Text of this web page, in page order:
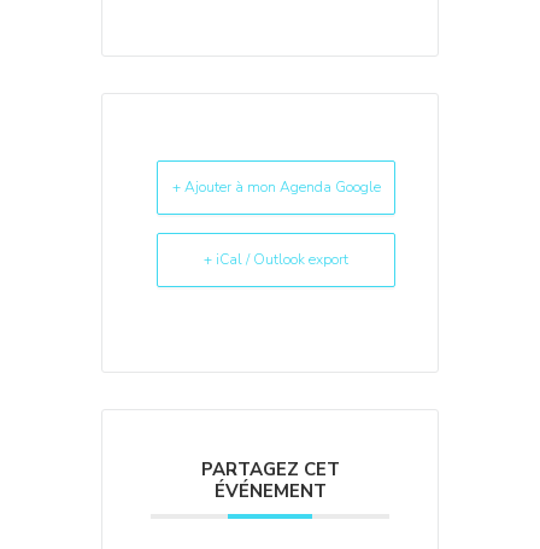
+ Ajouter à mon Agenda Google
+ iCal / Outlook export
PARTAGEZ CET
ÉVÉNEMENT